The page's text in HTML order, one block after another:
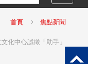
首頁 焦點新聞
化中心誠徵「助手」